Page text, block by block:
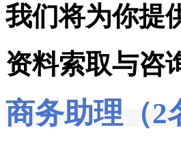
我们将为你提
资料索取与咨
商务助理（2